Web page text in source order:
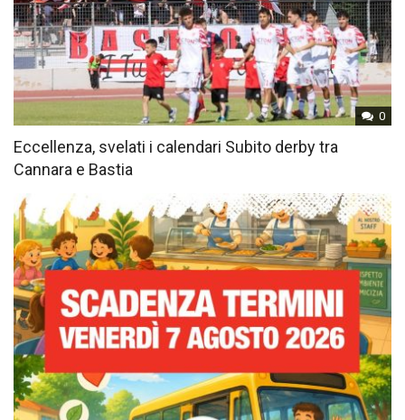
0
Eccellenza, svelati i calendari Subito derby tra
Cannara e Bastia